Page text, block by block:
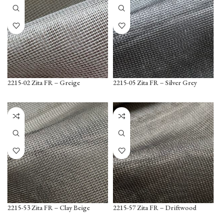
2215-02 Zita FR – Greige 2215-05 Zita FR – Silver Grey
2215-53 Zita FR – Clay Beige 2215-57 Zita FR – Driftwood